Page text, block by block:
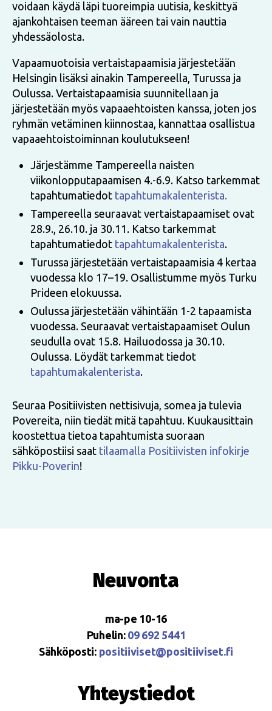
voidaan käydä läpi tuoreimpia uutisia, keskittyä
ajankohtaisen teeman ääreen tai vain nauttia
yhdessäolosta.
Vapaamuotoisia vertaistapaamisia järjestetään
Helsingin lisäksi ainakin Tampereella, Turussa ja
Oulussa. Vertaistapaamisia suunnitellaan ja
järjestetään myös vapaaehtoisten kanssa, joten jos
ryhmän vetäminen kiinnostaa, kannattaa osallistua
vapaaehtoistoiminnan koulutukseen!
Järjestämme Tampereella naisten
viikonlopputapaamisen 4.-6.9. Katso tarkemmat
tapahtumatiedot tapahtumakalenterista.
Tampereella seuraavat vertaistapaamiset ovat
28.9., 26.10. ja 30.11. Katso tarkemmat
tapahtumatiedot tapahtumakalenterista.
Turussa järjestetään vertaistapaamisia 4 kertaa
vuodessa klo 17–19. Osallistumme myös Turku
Prideen elokuussa.
Oulussa järjestetään vähintään 1-2 tapaamista
vuodessa. Seuraavat vertaistapaamiset Oulun
seudulla ovat 15.8. Hailuodossa ja 30.10.
Oulussa. Löydät tarkemmat tiedot
tapahtumakalenterista.
Seuraa Positiivisten nettisivuja, somea ja tulevia
Povereita, niin tiedät mitä tapahtuu. Kuukausittain
koostettua tietoa tapahtumista suoraan
sähköpostiisi saat tilaamalla Positiivisten infokirje
Pikku-Poverin!
Neuvonta
ma-pe 10-16
Puhelin: 09 692 5441
Sähköposti: positiiviset@positiiviset.fi
Yhteystiedot